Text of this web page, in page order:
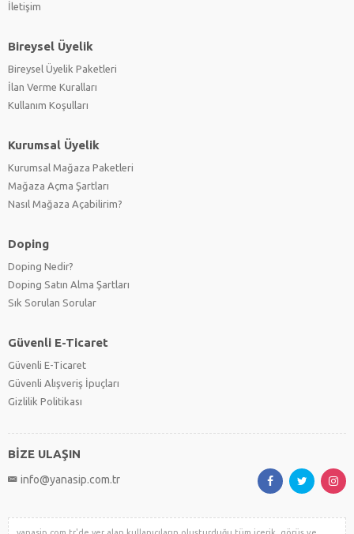
İletişim
Bireysel Üyelik
Bireysel Üyelik Paketleri
İlan Verme Kuralları
Kullanım Koşulları
Kurumsal Üyelik
Kurumsal Mağaza Paketleri
Mağaza Açma Şartları
Nasıl Mağaza Açabilirim?
Doping
Doping Nedir?
Doping Satın Alma Şartları
Sık Sorulan Sorular
Güvenli E-Ticaret
Güvenli E-Ticaret
Güvenli Alışveriş İpuçları
Gizlilik Politikası
BİZE ULAŞIN
info@yanasip.com.tr